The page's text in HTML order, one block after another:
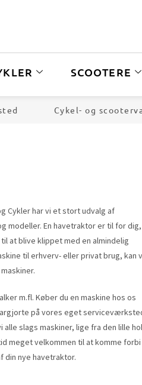
SCOOTERE
Cykel- og
Cykler har vi et stort udvalg af
modeller. En havetraktor er til for
at blive klippet med en almindelig
til erhverv- eller privat brug, kan
m.fl. Køber du en maskine hos os
på vores eget
slags maskiner, lige fra den lille
meget velkommen til at komme forbi
din nye havetraktor.